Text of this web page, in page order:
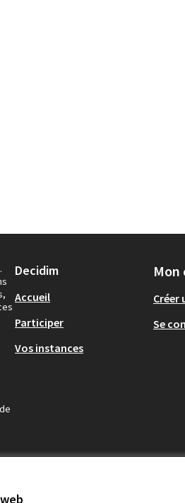
Decidim
Accueil
Participer
Vos instances
Mon
Créer
Se